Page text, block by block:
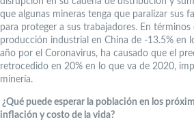
que algunas mineras tenga que paralizar sus
para proteger a sus trabajadores. En
producción industrial en China de -13.5% en
año por el Coronavirus, ha causado que el
retrocedido en 20% en lo que va de 2020,
minería.
¿Qué puede esperar la población en los
inflación y costo de la vida?